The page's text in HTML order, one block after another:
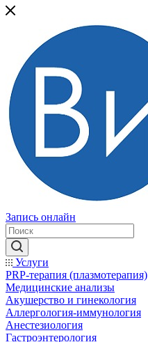
Запись онлайн
Услуги
PRP-терапия (плазмотерапия)
Медицинские анализы
Акушерство и гинекология
Аллергология-иммунология
Анестезиология
Гастроэнтерология